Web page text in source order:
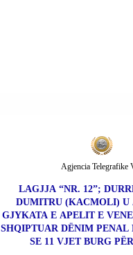
LAGJJA “NR. 12”;
DUMITRU (KACMOLI) U
GJYKATA E APELIT E
SHQIPTUAR DËNIM PENAL
SE 11 VJET BURG
Agjencia Telegrafike